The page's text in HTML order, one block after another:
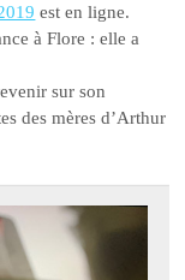
est en ligne.
à Flore : elle a
sur son
des mères d’Arthur